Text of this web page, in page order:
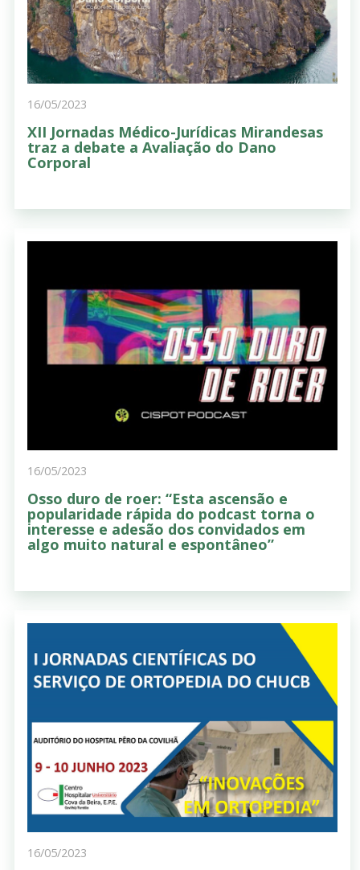
16/05/2023
XII Jornadas Médico-Jurídicas Mirandesas
traz a debate a Avaliação do Dano
Corporal
16/05/2023
Osso duro de roer: “Esta ascensão e
popularidade rápida do podcast torna o
interesse e adesão dos convidados em
algo muito natural e espontâneo”
16/05/2023